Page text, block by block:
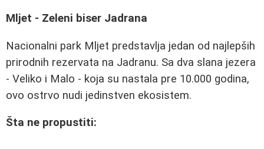
Mljet - Zeleni biser Jadrana
Nacionalni park Mljet predstavlja jedan od najlepših
prirodnih rezervata na Jadranu. Sa dva slana jezera
- Veliko i Malo - koja su nastala pre 10.000 godina,
ovo ostrvo nudi jedinstven ekosistem.
Šta ne propustiti: